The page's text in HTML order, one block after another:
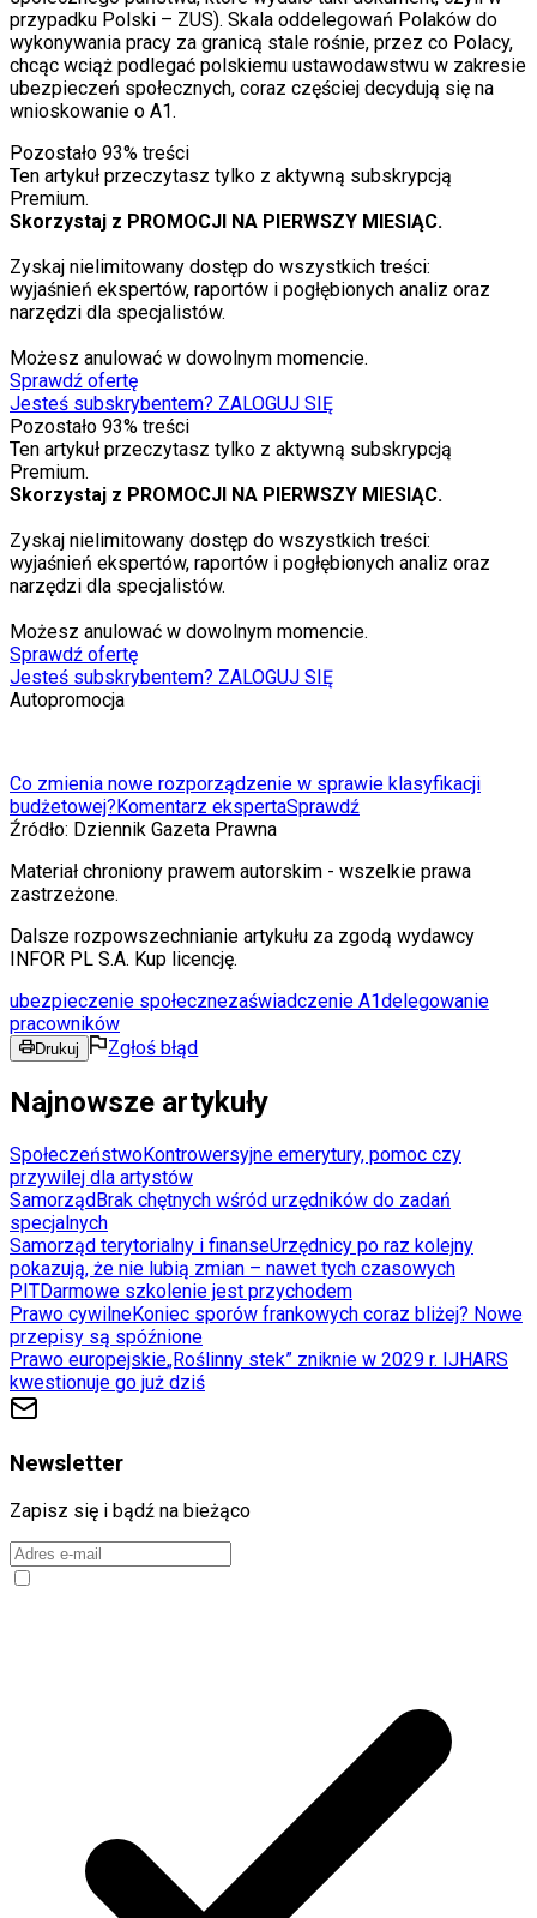
przypadku Polski – ZUS). Skala oddelegowań Polaków do
wykonywania pracy za granicą stale rośnie, przez co Polacy,
chcąc wciąż podlegać polskiemu ustawodawstwu w zakresie
ubezpieczeń społecznych, coraz częściej decydują się na
wnioskowanie o A1.
Pozostało 93% treści
Ten artykuł przeczytasz tylko z aktywną subskrypcją
Premium.
Skorzystaj z PROMOCJI NA PIERWSZY MIESIĄC.
Zyskaj nielimitowany dostęp do wszystkich treści:
wyjaśnień ekspertów, raportów i pogłębionych analiz oraz
narzędzi dla specjalistów.
Możesz anulować w dowolnym momencie.
Sprawdź ofertę
Jesteś subskrybentem? ZALOGUJ SIĘ
Pozostało 93% treści
Ten artykuł przeczytasz tylko z aktywną subskrypcją
Premium.
Skorzystaj z PROMOCJI NA PIERWSZY MIESIĄC.
Zyskaj nielimitowany dostęp do wszystkich treści:
wyjaśnień ekspertów, raportów i pogłębionych analiz oraz
narzędzi dla specjalistów.
Możesz anulować w dowolnym momencie.
Sprawdź ofertę
Jesteś subskrybentem? ZALOGUJ SIĘ
Autopromocja
Co zmienia nowe rozporządzenie w sprawie klasyfikacji
budżetowej?Komentarz ekspertaSprawdź
Źródło: Dziennik Gazeta Prawna
Materiał chroniony prawem autorskim - wszelkie prawa
zastrzeżone.
Dalsze rozpowszechnianie artykułu za zgodą wydawcy
INFOR PL S.A. Kup licencję.
ubezpieczenie społecznezaświadczenie A1delegowanie
pracowników
Drukuj Zgłoś błąd
Najnowsze artykuły
SpołeczeństwoKontrowersyjne emerytury, pomoc czy
przywilej dla artystów
Samorząd Brak chętnych wśród urzędników do zadań
specjalnych
Samorząd terytorialny i finanseUrzędnicy po raz kolejny
pokazują, że nie lubią zmian – nawet tych czasowych
PITDarmowe szkolenie jest przychodem
Prawo cywilneKoniec sporów frankowych coraz bliżej? Nowe
przepisy są spóźnione
Prawo europejskie„Roślinny stek” zniknie w 2029 r. IJHARS
kwestionuje go już dziś
Newsletter
Zapisz się i bądź na bieżąco